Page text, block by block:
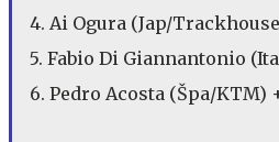
4. Ai Ogura (Jap/
5. Fabio Di Giannantonio
6. Pedro Acosta (Špa/KTM)